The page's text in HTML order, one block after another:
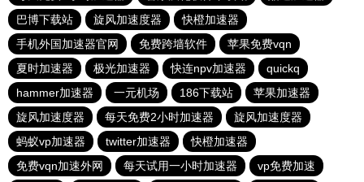
巴博下载站
旋风加速度器
快橙加速器
手机外国加速器官网
免费跨墙软件
苹果免费vqn
夏时加速器
极光加速器 快连npv加速器
quickq
hammer加速器
一元机场 186下载站
苹果加速器
旋风加速度器
每天免费2小时加速器
旋风加速度器
蚂蚁vp加速器
twitter加速器
快橙加速器
免费vqn加速外网
每天试用一小时加速器 vp免费加速